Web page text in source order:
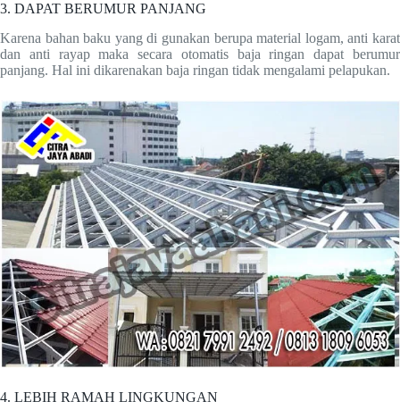
3. DAPAT BERUMUR PANJANG
Karena bahan baku yang di gunakan berupa material logam, anti karat
dan anti rayap maka secara otomatis baja ringan dapat berumur
panjang. Hal ini dikarenakan baja ringan tidak mengalami pelapukan.
4. LEBIH RAMAH LINGKUNGAN